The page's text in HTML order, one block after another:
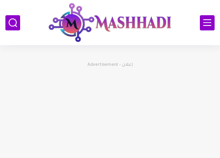
إعلان - Advertisement